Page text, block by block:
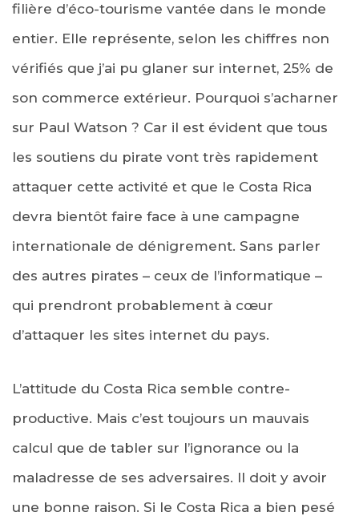
filière d’éco-tourisme vantée dans le monde
entier. Elle représente, selon les chiffres non
vérifiés que j’ai pu glaner sur internet, 25% de
son commerce extérieur. Pourquoi s’acharner
sur Paul Watson ? Car il est évident que tous
les soutiens du pirate vont très rapidement
attaquer cette activité et que le Costa Rica
devra bientôt faire face à une campagne
internationale de dénigrement. Sans parler
des autres pirates – ceux de l’informatique –
qui prendront probablement à cœur
d’attaquer les sites internet du pays.
L’attitude du Costa Rica semble contre-
productive. Mais c’est toujours un mauvais
calcul que de tabler sur l’ignorance ou la
maladresse de ses adversaires. Il doit y avoir
une bonne raison. Si le Costa Rica a bien pesé